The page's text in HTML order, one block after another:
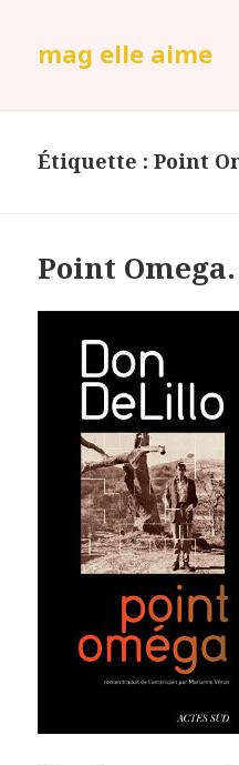
mag elle aime
Étiquette :Point
Point